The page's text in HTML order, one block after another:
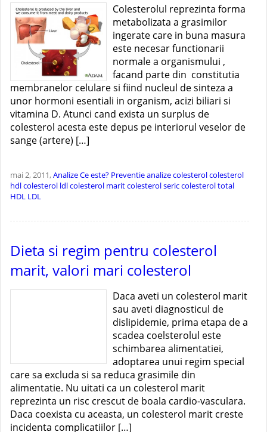
Colesterolul reprezinta forma
metabolizata a grasimilor
ingerate care in buna masura
este necesar functionarii
normale a organismului ,
facand parte din constitutia
membranelor celulare si fiind nucleul de sinteza a
unor hormoni esentiali in organism, acizi biliari si
vitamina D. Atunci cand exista un surplus de
colesterol acesta este depus pe interiorul veselor de
sange (artere) […]
mai 2, 2011,AnalizeCe este? Preventieanalize colesterolcolesterol
hdlcolesterol ldlcolesterol maritcolesterol sericcolesterol total
HDL LDL
Dieta si regim pentru colesterol
marit, valori mari colesterol
Daca aveti un colesterol marit
sau aveti diagnosticul de
dislipidemie, prima etapa de a
scadea coelsterolul este
schimbarea alimentatiei,
adoptarea unui regim special
care sa excluda si sa reduca grasimile din
alimentatie. Nu uitati ca un colesterol marit
reprezinta un risc crescut de boala cardio-vasculara.
Daca coexista cu aceasta, un colesterol marit creste
incidenta complicatiilor […]